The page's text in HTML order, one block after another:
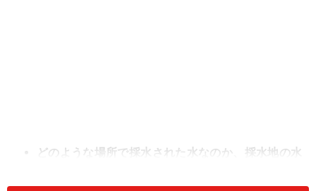
どのような場所で採水された水なのか、採水地の水